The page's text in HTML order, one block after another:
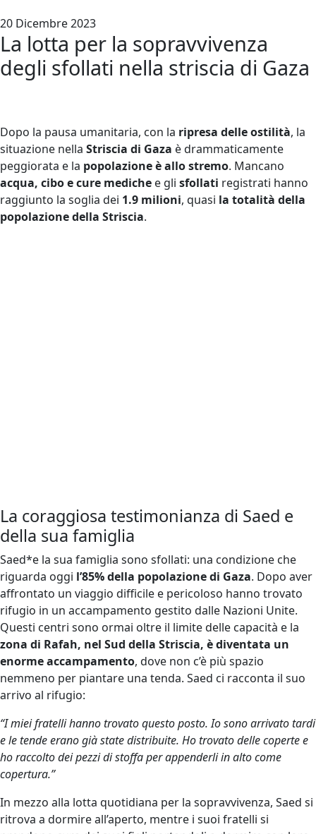
20 Dicembre 2023
La lotta per la sopravvivenza
degli sfollati nella striscia di Gaza
Dopo la pausa umanitaria, con la ripresa delle ostilità, la
situazione nella Striscia di Gaza è drammaticamente
peggiorata e la popolazione è allo stremo. Mancano
acqua, cibo e cure mediche e gli sfollati registrati hanno
raggiunto la soglia dei 1.9 milioni, quasi la totalità della
popolazione della Striscia.
La coraggiosa testimonianza di Saed e
della sua famiglia
Saed*e la sua famiglia sono sfollati: una condizione che
riguarda oggi l’85% della popolazione di Gaza. Dopo aver
affrontato un viaggio difficile e pericoloso hanno trovato
rifugio in un accampamento gestito dalle Nazioni Unite.
Questi centri sono ormai oltre il limite delle capacità e la
zona di Rafah, nel Sud della Striscia, è diventata un
enorme accampamento, dove non c’è più spazio
nemmeno per piantare una tenda. Saed ci racconta il suo
arrivo al rifugio:
“I miei fratelli hanno trovato questo posto. Io sono arrivato tardi
e le tende erano già state distribuite. Ho trovato delle coperte e
ho raccolto dei pezzi di stoffa per appenderli in alto come
copertura.’’
In mezzo alla lotta quotidiana per la sopravvivenza, Saed si
ritrova a dormire all’aperto, mentre i suoi fratelli si